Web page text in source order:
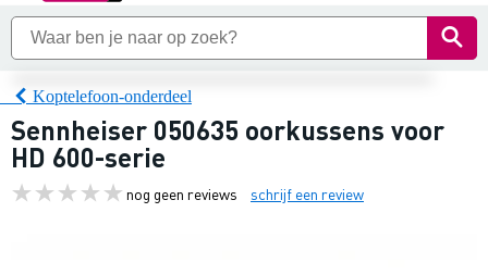
Koptelefoon-onderdeel
Sennheiser 050635 oorkussens voor
HD 600-serie
nog geen reviews schrijf een review